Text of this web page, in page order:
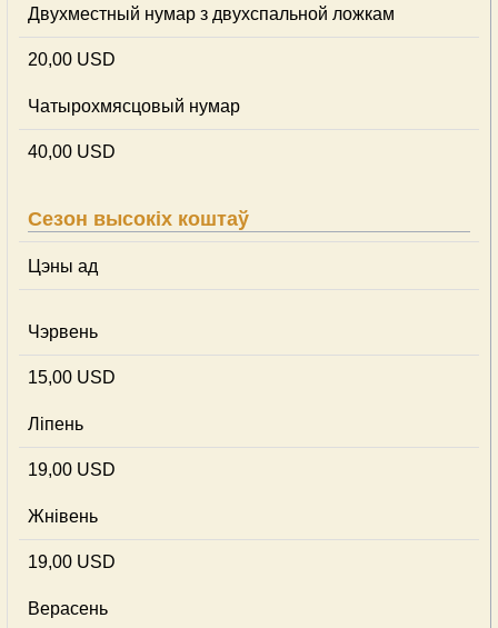
Двухместный нумар з двухспальной ложкам
20,00 USD
Чатырохмясцовый нумар
40,00 USD
Сезон высокіх коштаў
Цэны ад
Чэрвень
15,00 USD
Ліпень
19,00 USD
Жнівень
19,00 USD
Верасень